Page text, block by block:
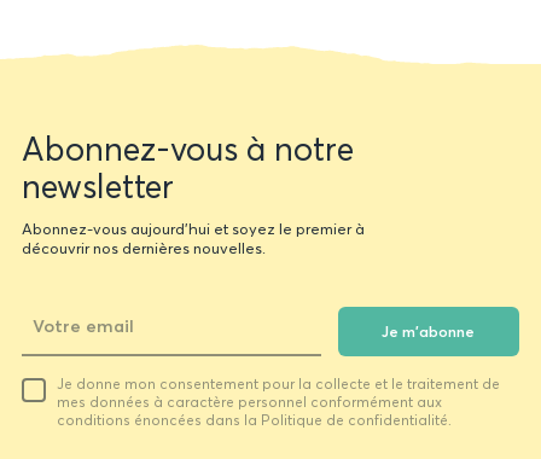
Newsletter
form
Abonnez-vous à notre
newsletter
Abonnez-vous aujourd'hui et soyez le premier à
découvrir nos dernières nouvelles.
email
Je m'abonne
Je donne mon consentement pour la collecte et le traitement de
mes données à caractère personnel conformément aux
conditions énoncées dans la Politique de confidentialité.